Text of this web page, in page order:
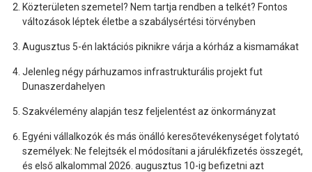
Közterületen szemetel? Nem tartja rendben a telkét? Fontos
változások léptek életbe a szabálysértési törvényben
Augusztus 5-én laktációs piknikre várja a kórház a kismamákat
Jelenleg négy párhuzamos infrastrukturális projekt fut
Dunaszerdahelyen
Szakvélemény alapján tesz feljelentést az önkormányzat
Egyéni vállalkozók és más önálló keresőtevékenységet folytató
személyek: Ne felejtsék el módosítani a járulékfizetés összegét,
és első alkalommal 2026. augusztus 10-ig befizetni azt